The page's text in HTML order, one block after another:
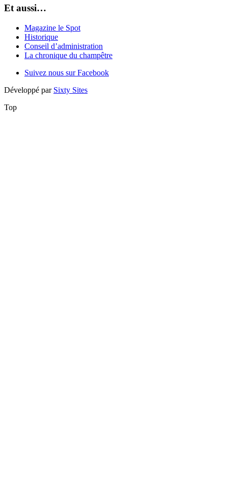
Et aussi…
Magazine le Spot
Historique
Conseil d’administration
La chronique du champêtre
Suivez nous sur Facebook
Développé par Sixty Sites
Top